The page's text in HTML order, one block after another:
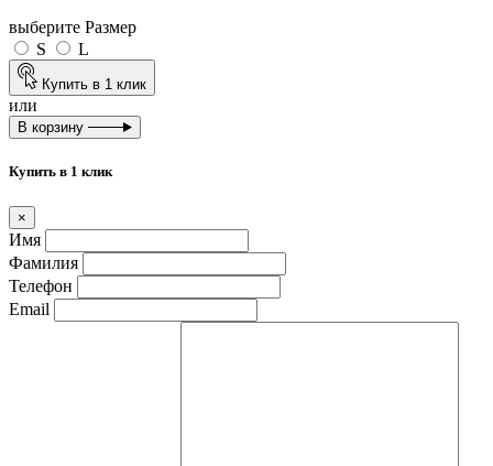
выберите Размер
S
L
Купить в 1 клик
или
В корзину
Купить в 1 клик
×
Имя
Фамилия
Телефон
Email